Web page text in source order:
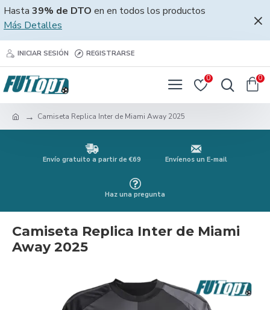
Hasta 39% de DTO en en todos los productos
Más Detalles
INICIAR SESIÓN REGISTRARSE
0 0
Camiseta Replica Inter de Miami Away 2025
Envío gratuito a partir de €69 Envíenos un E-mail
Haz una pregunta
Camiseta Replica Inter de Miami
Away 2025